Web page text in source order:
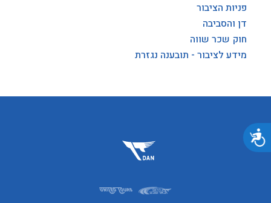
נגישות
פניות הציבור
דן והסביבה
חוק שכר שווה
מידע לציבור - תובענה נגזרת